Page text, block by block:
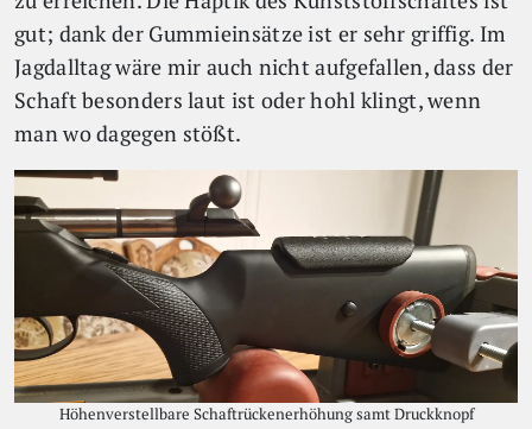
gut; dank der Gummieinsätze ist er sehr griffig. Im
Jagdalltag wäre mir auch nicht aufgefallen, dass der
Schaft besonders laut ist oder hohl klingt, wenn
man wo dagegen stößt.
Höhenverstellbare Schaftrückenerhöhung samt Druckknopf